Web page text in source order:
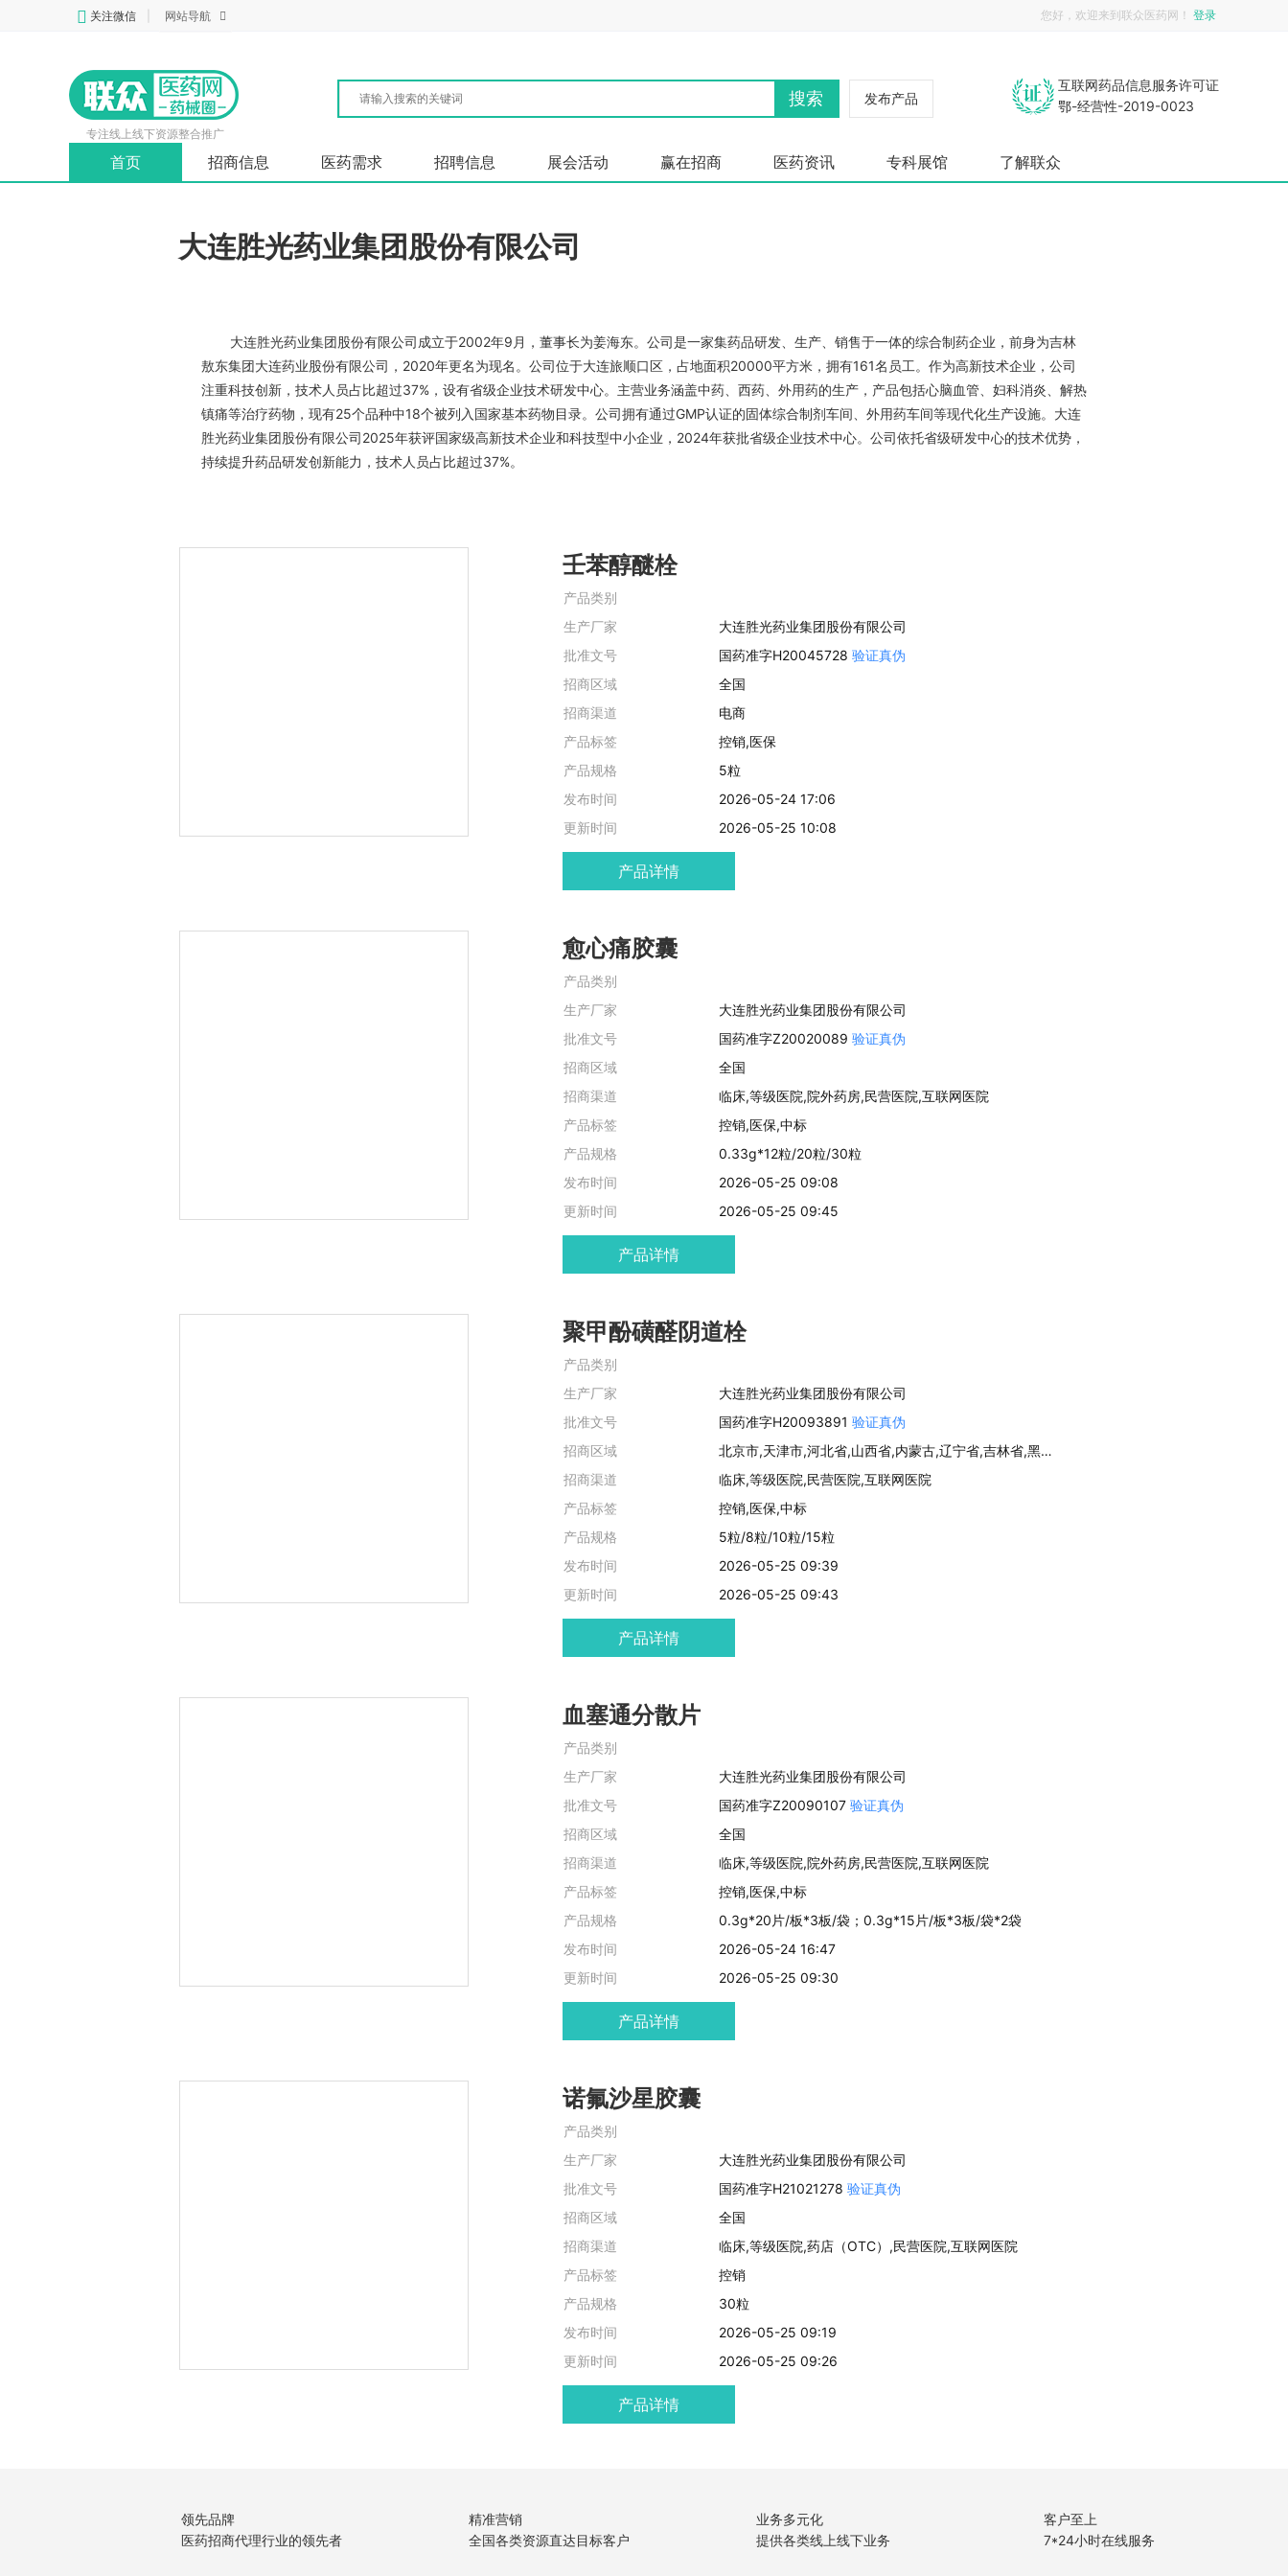
关注微信 网站导航 您好，欢迎来到联众医药网！ 登录
专注线上线下资源整合推广
互联网药品信息服务许可证
鄂-经营性-2019-0023
搜索 发布产品
首页 招商信息 医药需求 招聘信息 展会活动 赢在招商 医药资讯 专科展馆 了解联众
大连胜光药业集团股份有限公司
大连胜光药业集团股份有限公司成立于2002年9月，董事长为姜海东。公司是一家集药品研发、生产、销售于一体的综合制药企业，前身为吉林
敖东集团大连药业股份有限公司，2020年更名为现名。公司位于大连旅顺口区，占地面积20000平方米，拥有161名员工。作为高新技术企业，公司
注重科技创新，技术人员占比超过37%，设有省级企业技术研发中心。主营业务涵盖中药、西药、外用药的生产，产品包括心脑血管、妇科消炎、解热
镇痛等治疗药物，现有25个品种中18个被列入国家基本药物目录。公司拥有通过GMP认证的固体综合制剂车间、外用药车间等现代化生产设施。 ​ 大连
胜光药业集团股份有限公司2025年获评国家级高新技术企业和科技型中小企业，2024年获批省级企业技术中心。公司依托省级研发中心的技术优势，
壬苯醇醚栓
产品类别
生产厂家
大连胜光药业集团股份有限公司
批准文号
国药准字H20045728
招商区域
全国
招商渠道
电商
产品标签
控销,医保
产品规格
5粒
发布时间
2026-05-24 17:06
愈心痛胶囊
产品类别
生产厂家
大连胜光药业集团股份有限公司
批准文号
国药准字Z20020089
招商区域
全国
招商渠道
临床,等级医院,院外药房,民营医院,互联网医院
产品标签
控销,医保,中标
产品规格
0.33g*12粒/20粒/30粒
发布时间
2026-05-25 09:08
聚甲酚磺醛阴道栓
产品类别
生产厂家
大连胜光药业集团股份有限公司
批准文号
国药准字H20093891验证真伪
招商区域
招商渠道
临床,等级医院,民营医院,互联网医院
产品标签
控销,医保,中标
产品规格
5粒/8粒/10粒/15粒
发布时间
2026-05-25 09:39
血塞通分散片
产品类别
生产厂家
大连胜光药业集团股份有限公司
批准文号
国药准字Z20090107
招商区域
全国
招商渠道
临床,等级医院,院外药房,民营医院,互联网医院
产品标签
控销,医保,中标
产品规格
0.3g*20片/板*3板/袋；0.3g*15片/板*3板/袋*2袋
发布时间
2026-05-24 16:47
诺氟沙星胶囊
产品类别
生产厂家
大连胜光药业集团股份有限公司
批准文号
国药准字H21021278
招商区域
全国
招商渠道
临床,等级医院,药店（OTC）,民营医院,互联网医院
产品标签
控销
产品规格
30粒
发布时间
2026-05-25 09:19
领先品牌
精准营销
业务多元化
客户至上